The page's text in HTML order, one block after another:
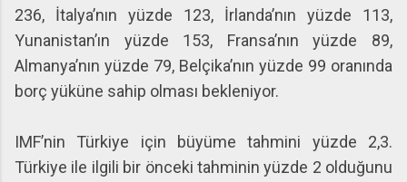
236, İtalya’nın yüzde 123, İrlanda’nın yüzde 113,
Yunanistan’ın yüzde 153, Fransa’nın yüzde 89,
Almanya’nın yüzde 79, Belçika’nın yüzde 99 oranında
borç yüküne sahip olması bekleniyor.
IMF’nin Türkiye için büyüme tahmini yüzde 2,3.
Türkiye ile ilgili bir önceki tahminin yüzde 2 olduğunu